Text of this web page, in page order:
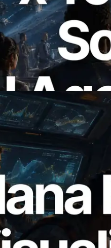
compatible con
los agentes de IA
las API que
el Solana Block
del tiempo de